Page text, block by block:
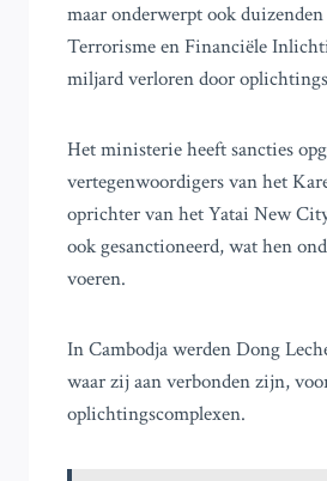
maar onderwerpt ook
Terrorisme en Financiële
miljard verloren door
Het ministerie heeft sancties
vertegenwoordigers van het
oprichter van het Yatai New
ook gesanctioneerd, wat hen
voeren.
In Cambodja werden Dong
waar zij aan verbonden zijn,
oplichtingscomplexen.